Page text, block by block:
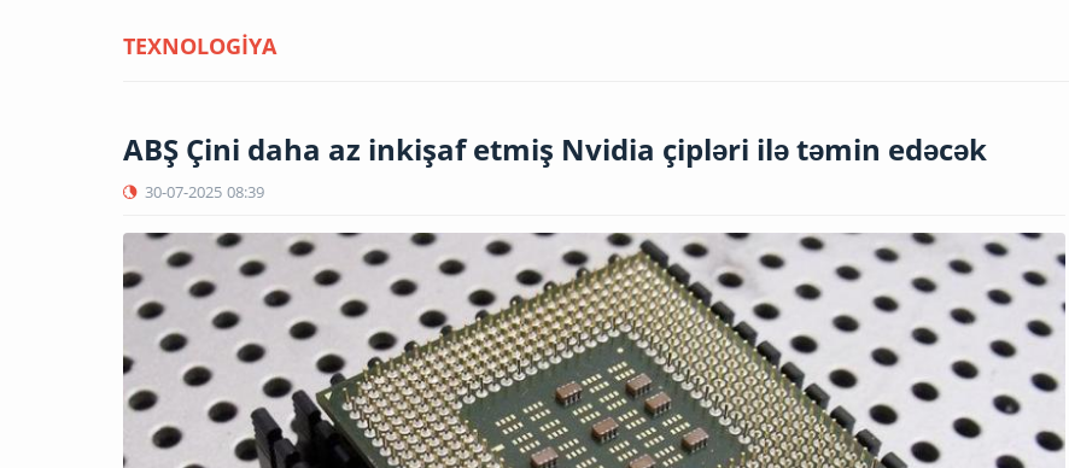
TEXNOLOGİYA
ABŞ Çini daha az inkişaf etmiş Nvidia çipləri ilə təmin edəcək
30-07-2025 08:39